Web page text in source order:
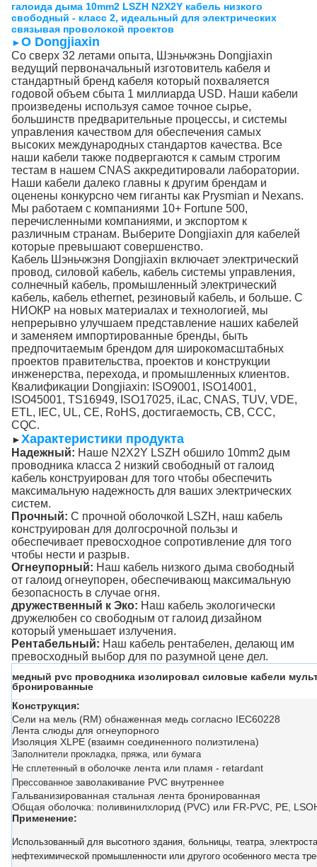
галоида дыма 10mm2 LSZH N2X2Y кабель низкого
свободный - класс 2, идеальный для электрических
связывая проволокой проектов
►О Dongjiaxin
Со сверх 32 летами опыта, Шэньчжэнь Dongjiaxin
ведущий первоначальный изготовитель кабеля и
стандартный бренд кабеля который похваляется
годовой объем сбыта 1 миллиарда USD. Наши кабели
произведены используя самое точное сырье,
большинств предварительные процессы, и системы
управления качеством для обеспечения самых
высоких международных стандартов качества. Все
наши кабели также подвергаются к самым строгим
тестам в нашем CNAS аккредитировали лаборатории.
Наши кабели далеко главны к другим брендам и
оценены конкурсно чем гиганты как Prysmian и Nexans.
Мы работаем с компаниями 10+ Fortune 500,
перечисленными компаниями, и экспортом к
различным странам. Выберите Dongjiaxin для кабелей
которые превышают совершенство.
Кабель Шэньчжэня Dongjiaxin включает электрический
провод, силовой кабель, кабель системы управления,
солнечный кабель, промышленный электрический
кабель, кабель ethernet, резиновый кабель, и больше. С
НИОКР на новых материалах и технологией, мы
непрерывно улучшаем представление наших кабелей
и заменяем импортированные бренды, быть
предпочитаемым брендом для широкомасштабных
проектов правительства, проектов и конструкции
инженерства, перехода, и промышленных клиентов.
Квалификации Dongjiaxin: ISO9001, ISO14001,
ISO45001, TS16949, ISO17025, iLac, CNAS, TUV, VDE,
ETL, IEC, UL, CE, RoHS, достигаемость, CB, CCC,
CQC.
►Характеристики продукта
Надежный: Наше N2X2Y LSZH обшило 10mm2 дым
проводника класса 2 низкий свободный от галоид
кабель конструирован для того чтобы обеспечить
максимальную надежность для ваших электрических
систем.
Прочный: С прочной оболочкой LSZH, наш кабель
конструирован для долгосрочной пользы и
обеспечивает превосходное сопротивление для того
чтобы нести и разрыв.
Огнеупорный: Наш кабель низкого дыма свободный
от галоид огнеупорен, обеспечивающ максимальную
безопасность в случае огня.
дружественный к Эко: Наш кабель экологически
дружелюбен со свободным от галоид дизайном
который уменьшает излучения.
Рентабельный: Наш кабель рентабелен, делающ им
превосходный выбор для по разумной цене дел.
медный pvc проводника изолировал силовые кабели
бронированные
Конструкция:
Сели на мель (RM) обнаженная медь согласно IEC60228
Лента слюды для огнеупорного
Изоляция XLPE (взаимн соединенного полиэтилена)
Заполнители прокладка, пряжа, или бумага
Не сплетенный в оболочке лента или пламя - retardant
Прессованное заволакивание PVC внутреннее
Гальванизированная стальная лента бронированная
Общая оболочка: поливинилхлорид (PVC) или FR-PVC, PE,
Применение:
Использованный для высотного здания, больницы, театра,
нефтехимической промышленности или другого особенного места